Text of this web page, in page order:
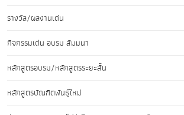
รางวัล/ผลงานเด่น
กิจกรรมเด่น อบรม สัมมนา
หลักสูตรอบรม/หลักสูตรระยะสั้น
หลักสูตรบัณฑิตพันธุ์ใหม่